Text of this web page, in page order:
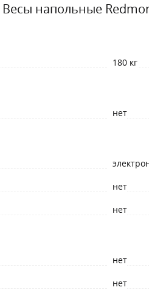
Весы напольные
180 кг
нет
нет
нет
нет
нет